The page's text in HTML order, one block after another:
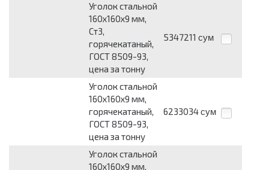
Уголок стальной
160х160х9 мм,
Ст3,
горячекатаный,
ГОСТ 8509-93,
цена за тонну
5347211 сум
Уголок стальной
160х160х9 мм,
горячекатаный,
ГОСТ 8509-93,
цена за тонну
6233034 сум
Уголок стальной
160х160х9 мм,